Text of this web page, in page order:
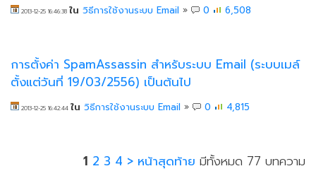
2013-12-25 16:46:38 ใน วิธีการใช้งานระบบ Email » 0 6,508
การตั้งค่า SpamAssassin สำหรับระบบ Email (ระบบเมล์
ตั้งแต่วันที่ 19/03/2556) เป็นต้นไป
2013-12-25 16:42:44 ใน วิธีการใช้งานระบบ Email » 0 4,815
1 2 3 4 > หน้าสุดท้าย มีทั้งหมด 77 บทความ